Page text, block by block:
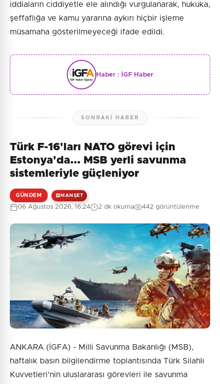
iddiaların ciddiyetle ele alındığı vurgulanarak, hukuka,
şeffaflığa ve kamu yararına aykırı hiçbir işleme
müsamaha gösterilmeyeceği ifade edildi.
Haber : İGF Haber
SONRAKI HABER
Türk F-16'ları NATO görevi için
Estonya'da... MSB yerli savunma
sistemleriyle güçleniyor
GÜNDEM MANŞET
06 Ağustos 2026, 16:24 2 dk okuma 442 görüntülenme
ANKARA (İGFA) - Milli Savunma Bakanlığı (MSB),
haftalık basın bilgilendirme toplantısında Türk Silahlı
Kuvvetleri'nin uluslararası görevleri ile savunma